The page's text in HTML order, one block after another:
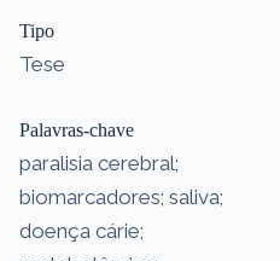
Tipo
Tese
Palavras-chave
paralisia cerebral;
biomarcadores; saliva;
doença cárie;